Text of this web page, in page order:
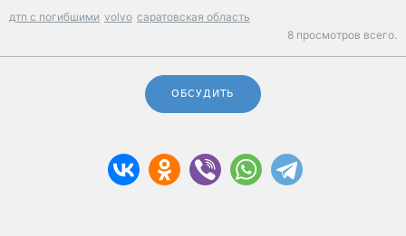
дтп с погибшими volvo саратовская область
8 просмотров всего.
ОБСУДИТЬ